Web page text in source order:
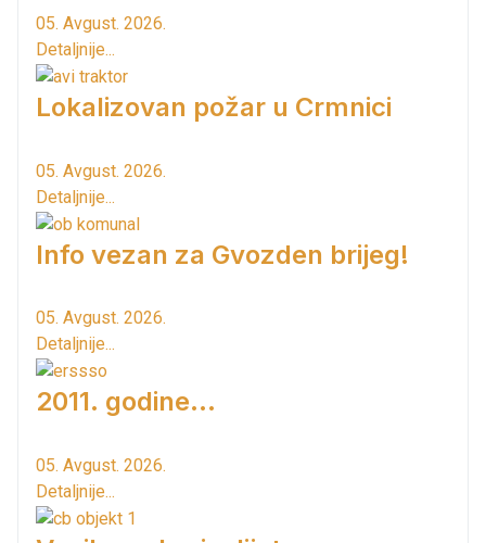
05. Avgust. 2026.
Detaljnije...
Lokalizovan požar u Crmnici
05. Avgust. 2026.
Detaljnije...
Info vezan za Gvozden brijeg!
05. Avgust. 2026.
Detaljnije...
2011. godine...
05. Avgust. 2026.
Detaljnije...